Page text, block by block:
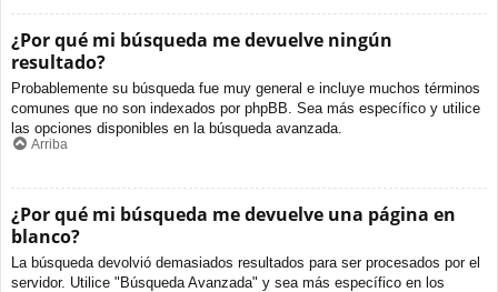
¿Por qué mi búsqueda me devuelve ningún
resultado?
Probablemente su búsqueda fue muy general e incluye muchos términos
comunes que no son indexados por phpBB. Sea más específico y utilice
las opciones disponibles en la búsqueda avanzada.
Arriba
¿Por qué mi búsqueda me devuelve una página en
blanco?
La búsqueda devolvió demasiados resultados para ser procesados por el
servidor. Utilice "Búsqueda Avanzada" y sea más específico en los